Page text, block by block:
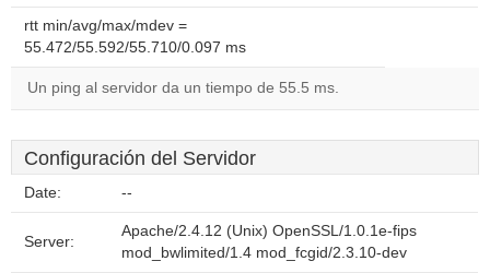
rtt min/avg/max/mdev =
55.472/55.592/55.710/0.097 ms
Un ping al servidor da un tiempo de 55.5 ms.
Configuración del Servidor
Date: --
Server:
Apache/2.4.12 (Unix) OpenSSL/1.0.1e-fips
mod_bwlimited/1.4 mod_fcgid/2.3.10-dev